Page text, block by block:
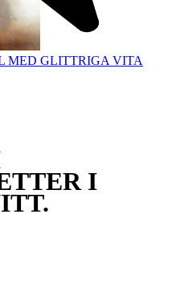
I
MED GLITTRIGA VITA